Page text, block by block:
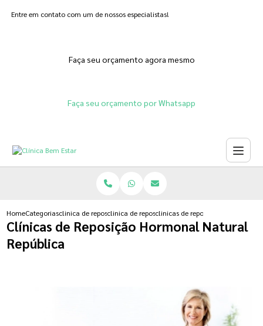
Entre em contato com um de nossos especialistas!
Faça seu orçamento agora mesmo
Faça seu orçamento por Whatsapp
HomeCategoriasclinica de reposicao hormonalclinica de reposicao hormonal que emagrece
clinicas de reposicao hormonal
Clínicas de Reposição Hormonal Natural
República